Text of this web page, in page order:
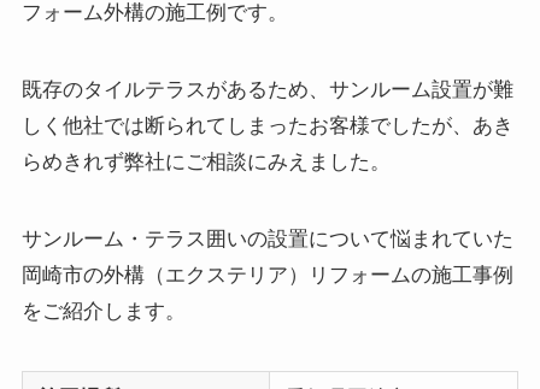
フォーム外構の施工例です。
既存のタイルテラスがあるため、サンルーム設置が難
しく他社では断られてしまったお客様でしたが、あき
らめきれず弊社にご相談にみえました。
サンルーム・テラス囲いの設置について悩まれていた
岡崎市の外構（エクステリア）リフォームの施工事例
をご紹介します。